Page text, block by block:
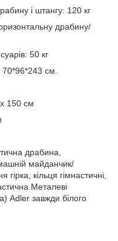
і штангу: 120 кг
драбину/
50 кг
70*96*243 см.
150 см
драбина,
майданчик/
кільця гімнастичні,
Металеві
Adler завжди білого